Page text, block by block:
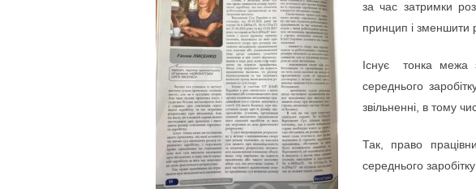
за час затримки
принцип і зменшити
Існує тонка межа
середнього
звільненні, в тому
Так, право
середнього